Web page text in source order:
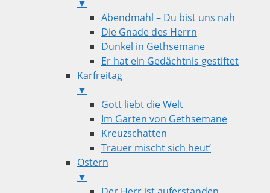
▼
Abendmahl – Du bist uns nah
Die Gnade des Herrn
Dunkel in Gethsemane
Er hat ein Gedächtnis gestiftet
Karfreitag
▼
Gott liebt die Welt
Im Garten von Gethsemane
Kreuzschatten
Trauer mischt sich heut‘
Ostern
▼